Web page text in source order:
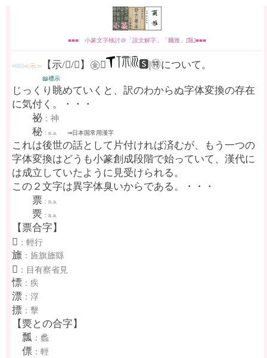
■■■ 小篆文字検討＠「說文解字」「爾雅」[飄]■■■
#003≪示≫ 【示/𡭕/𥘅】㊎🅱 🆂|㊕について。
📖禮示
じっくり眺めていくと、訳のわからぬ字体変換の存在
に気付く。・・・
祕 ：神
秘 ：n.a. ⇒日本国常用漢字
これは後世の話として片付ければ済むが、もう一つの
字体変換はどうも小篆創成段階で始っていて、漢代に
は成立していたように見受けられる。
この２文字は異字体臭いからである。・・・
票 ：n.a.
㶾 ：n.a.
【票合字】
𧽤 ：輕行
旚 ：旌旗旚繇
𧢄 ：目有察省見
慓 ：疾
漂 ：浮
摽 ：擊
【㶾との合字】
瓢 ：蠡
僄 ：輕